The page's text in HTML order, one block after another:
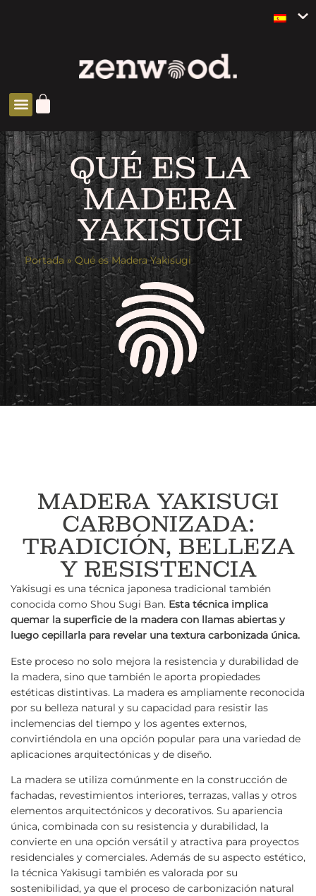
QUÉ ES LA
MADERA
YAKISUGI
Portada » Qué es Madera Yakisugi
MADERA YAKISUGI
CARBONIZADA:
TRADICIÓN, BELLEZA
Y RESISTENCIA
Yakisugi es una técnica japonesa tradicional también
conocida como Shou Sugi Ban. Esta técnica implica
quemar la superficie de la madera con llamas abiertas y
luego cepillarla para revelar una textura carbonizada única.
Este proceso no solo mejora la resistencia y durabilidad de
la madera, sino que también le aporta propiedades
estéticas distintivas. La madera es ampliamente reconocida
por su belleza natural y su capacidad para resistir las
inclemencias del tiempo y los agentes externos,
convirtiéndola en una opción popular para una variedad de
aplicaciones arquitectónicas y de diseño.
La madera se utiliza comúnmente en la construcción de
fachadas, revestimientos interiores, terrazas, vallas y otros
elementos arquitectónicos y decorativos. Su apariencia
única, combinada con su resistencia y durabilidad, la
convierte en una opción versátil y atractiva para proyectos
residenciales y comerciales. Además de su aspecto estético,
la técnica Yakisugi también es valorada por su
sostenibilidad, ya que el proceso de carbonización natural